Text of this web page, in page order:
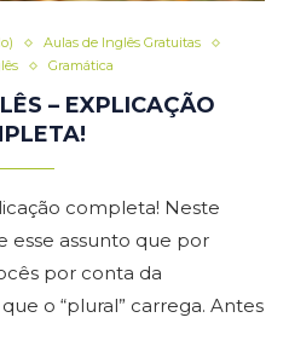
Aulas de Inglês Gratuitas
Gramática
– EXPLICAÇÃO
completa! Neste
esse assunto que por
por conta da
o “plural” carrega. Antes